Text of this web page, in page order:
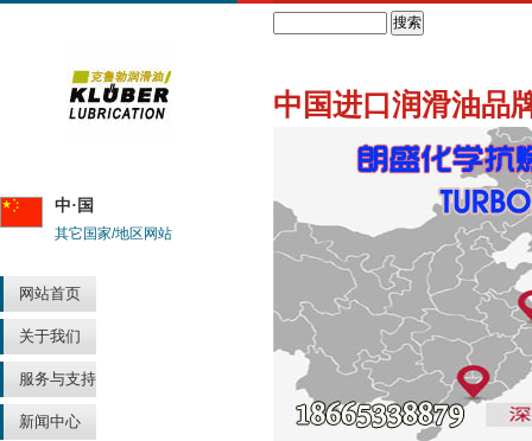
中·国
其它国家/地区网站
网站首页
关于我们
服务与支持
新闻中心
中国进口润滑油品